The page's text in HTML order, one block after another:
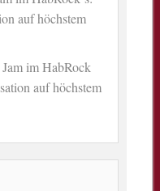
auf höchstem
im HabRock
auf höchstem